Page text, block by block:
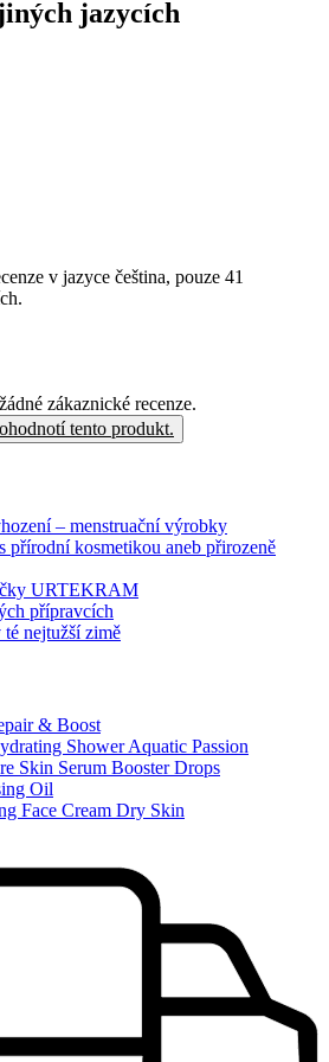
jazycích
v jazyce čeština, pouze 41
zákaznické recenze.
tento produkt.
– menstruační výrobky
přírodní kosmetikou aneb přirozeně
URTEKRAM
přípravcích
nejtužší zimě
& Boost
Shower Aquatic Passion
Skin Serum Booster Drops
Oil
Face Cream Dry Skin